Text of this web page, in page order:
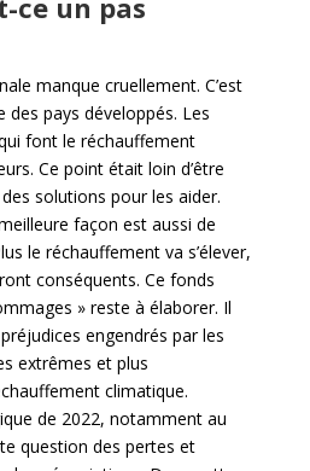
ce un pas
manque cruellement. C’est
pays développés. Les
font le réchauffement
Ce point était loin d’être
solutions pour les aider.
façon est aussi de
le réchauffement va s’élever,
conséquents. Ce fonds
» reste à élaborer. Il
engendrés par les
extrêmes et plus
climatique.
de 2022, notamment au
question des pertes et